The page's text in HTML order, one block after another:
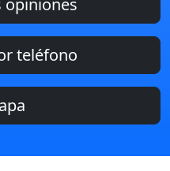
teléfono